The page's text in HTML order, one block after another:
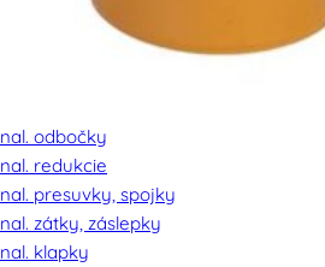
odbočky
redukcie
presuvky, spojky
zátky, záslepky
klapky